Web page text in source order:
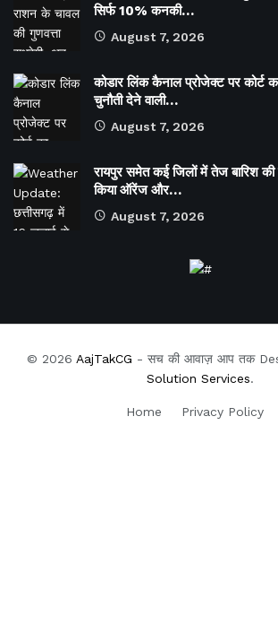
सिर्फ 10% कनकी…
August 7, 2026
कोडार लिंक कैनाल प्रोजेक्ट पर कोर्ट
चुनौती देने वाली…
August 7, 2026
रायपुर समेत कई जिलों में तेज बारिश
किया ऑरेंज और…
August 7, 2026
© 2026 AajTakCG - सच की आवाज़ आप तक
Solution Services.
Home Privacy Policy